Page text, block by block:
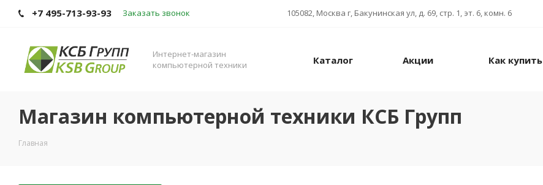
+7 495-713-93-93 Заказать звонок 105082, Москва г, Бакунинская ул, д. 69, стр. 1, эт. 6, комн. 6
Интернет-магазин
компьютерной техники
Каталог Акции Как купить
Магазин компьютерной техники КСБ Групп
Главная